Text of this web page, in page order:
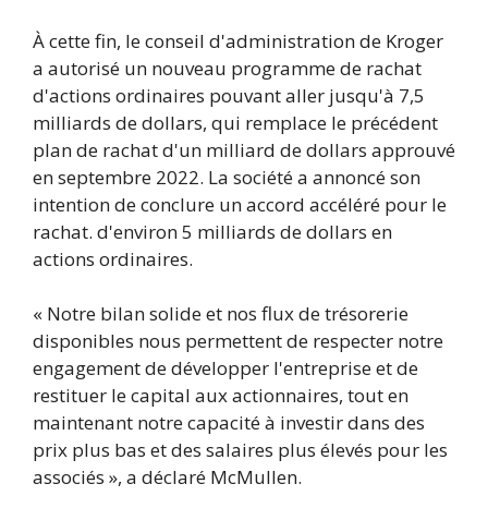
À cette fin, le conseil d'administration de Kroger
a autorisé un nouveau programme de rachat
d'actions ordinaires pouvant aller jusqu'à 7,5
milliards de dollars, qui remplace le précédent
plan de rachat d'un milliard de dollars approuvé
en septembre 2022. La société a annoncé son
intention de conclure un accord accéléré pour le
rachat. d'environ 5 milliards de dollars en
actions ordinaires.
« Notre bilan solide et nos flux de trésorerie
disponibles nous permettent de respecter notre
engagement de développer l'entreprise et de
restituer le capital aux actionnaires, tout en
maintenant notre capacité à investir dans des
prix plus bas et des salaires plus élevés pour les
associés », a déclaré McMullen.